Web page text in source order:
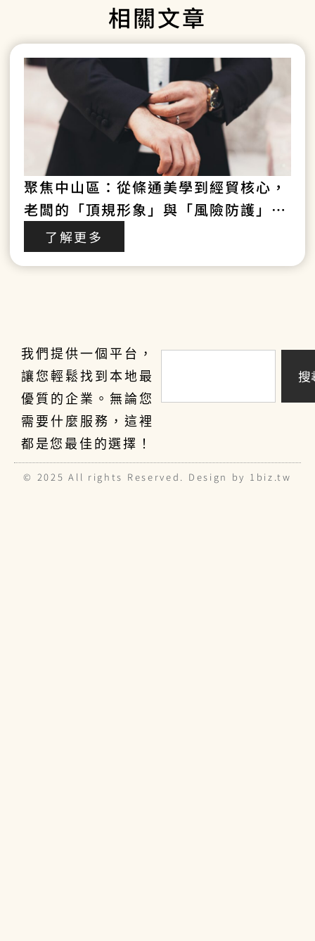
相關文章
聚焦中山區：從條通美學到經貿核心，
老闆的「頂規形象」與「風險防護」制
勝戰略！
了解更多
我們提供一個平台，
讓您輕鬆找到本地最
優質的企業。無論您
需要什麼服務，這裡
都是您最佳的選擇！
搜
© 2025 All rights Reserved. Design by 1biz.tw